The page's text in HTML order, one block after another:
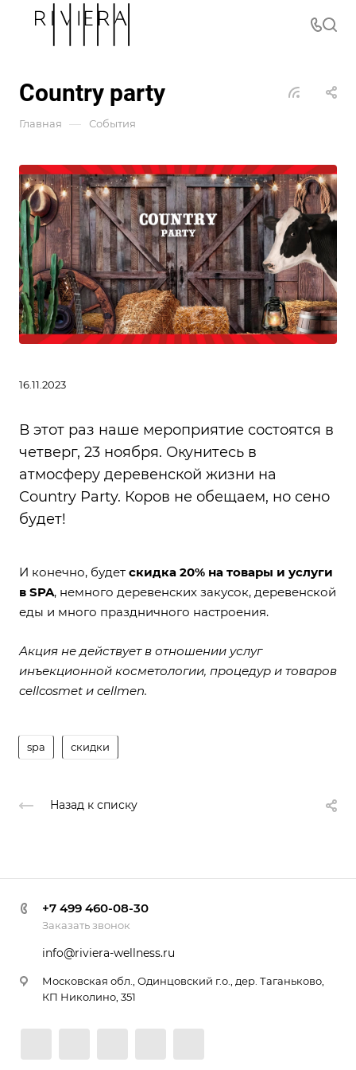
Country party
Главная — События
16.11.2023
В этот раз наше мероприятие состоятся в
четверг, 23 ноября. Окунитесь в
атмосферу деревенской жизни на
Country Party. Коров не обещаем, но сено
будет!
И конечно, будет скидка 20% на товары и услуги
в SPA, немного деревенских закусок, деревенской
еды и много праздничного настроения.
Акция не действует в отношении услуг
инъекционной косметологии, процедур и товаров
cellcosmet и cellmen.
spa скидки
Назад к списку
+7 499 460-08-30
Заказать звонок
info@riviera-wellness.ru
Московская обл., Одинцовский г.о., дер. Таганьково,
КП Николино, 351